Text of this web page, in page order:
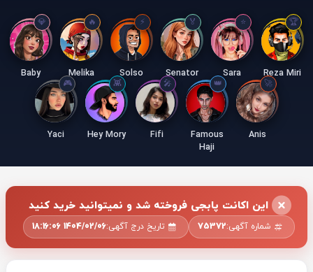
Reza Miri
Sara
Senator
Solso
Melika
Baby
Anis
Famous
Haji
Fifi
Hey Mory
Yaci
این اکانت پابجی فروخته شد و نمیتوانید خرید کنید
شماره آگهی:75372 تاریخ درج آگهی:1404/02/06 18:16:06